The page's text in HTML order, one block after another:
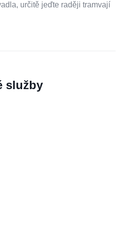
určitě jeďte raději tramvají
služby